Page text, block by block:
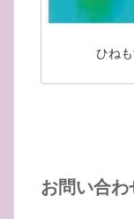
ひね
お問い合わ